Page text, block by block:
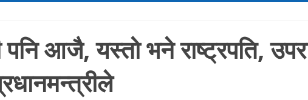
आजै, यस्तो भने राष्ट्रपति,